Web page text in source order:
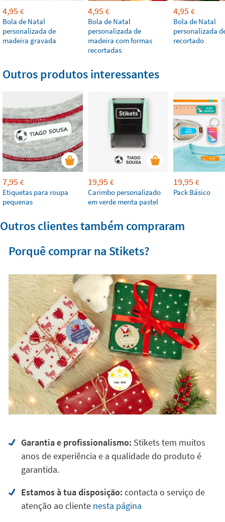
4,95 €
Bola de Natal
personalizada de
madeira gravada
4,95 €
Bola de Natal
personalizada de
madeira com formas
recortadas
4,95 €
Bola de Natal
personalizada
recortado
Outros produtos interessantes
7,95 €
Etiquetas para roupa
pequenas
19,95 €
Carimbo personalizado
em verde menta pastel
19,95 €
Pack Básico
Outros clientes também compraram
Porquê comprar na Stikets?